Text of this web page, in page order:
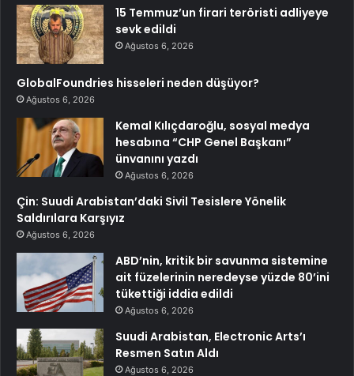
15 Temmuz’un firari teröristi adliyeye
sevk edildi
Ağustos 6, 2026
GlobalFoundries hisseleri neden düşüyor?
Ağustos 6, 2026
Kemal Kılıçdaroğlu, sosyal medya
hesabına “CHP Genel Başkanı”
ünvanını yazdı
Ağustos 6, 2026
Çin: Suudi Arabistan’daki Sivil Tesislere Yönelik
Saldırılara Karşıyız
Ağustos 6, 2026
ABD’nin, kritik bir savunma sistemine
ait füzelerinin neredeyse yüzde 80’ini
tükettiği iddia edildi
Ağustos 6, 2026
Suudi Arabistan, Electronic Arts’ı
Resmen Satın Aldı
Ağustos 6, 2026